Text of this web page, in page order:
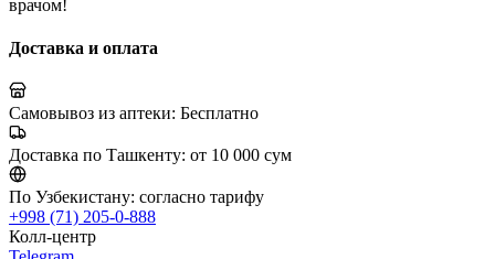
врачом!
Доставка и оплата
Самовывоз из аптеки: Бесплатно
Доставка по Ташкенту: от 10 000 сум
По Узбекистану: согласно тарифу
+998 (71) 205-0-888
Колл-центр